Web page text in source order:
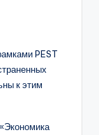
PEST
к этим